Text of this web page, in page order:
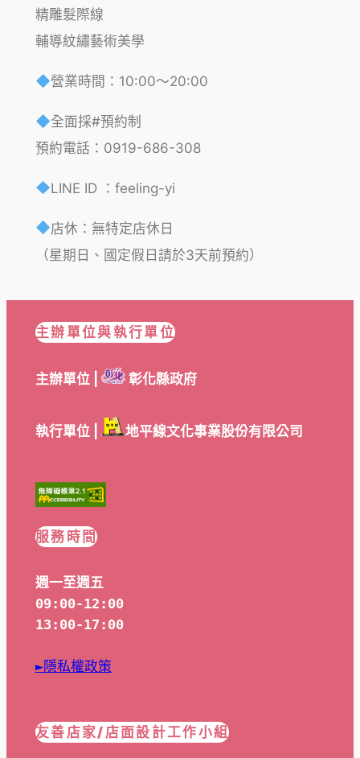
精雕髮際線
輔導紋繡藝術美學
營業時間：10:00～20:00
全面採#預約制
預約電話：0919-686-308
LINE ID ：feeling-yi
店休：無特定店休日
（星期日、國定假日請於3天前預約）
主辦單位與執行單位
主辦單位 | 彰化縣政府
執行單位 | 地平線文化事業股份有限公司
服務時間
週一至週五
09:00-12:00
13:00-17:00
►隱私權政策
友善店家/店面設計工作小組